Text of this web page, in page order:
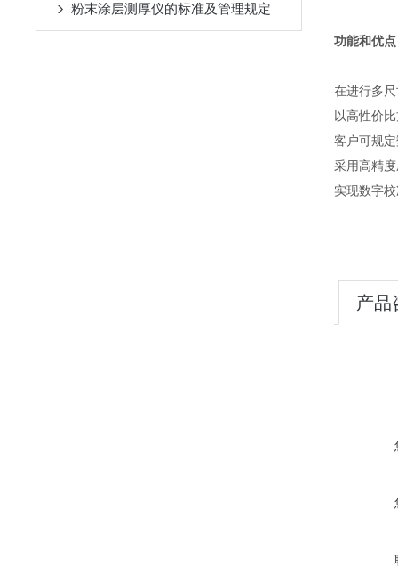
粉末涂层测厚仪的标准及管理规定
功能和优点
在进行多
以高性价
客户可规
采用高精
实现数字
产品